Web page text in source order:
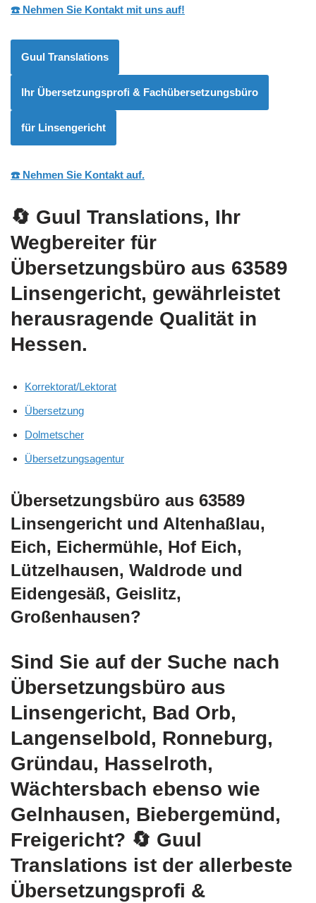
☎️ Nehmen Sie Kontakt mit uns auf!
Guul Translations
Ihr Übersetzungsprofi & Fachübersetzungsbüro
für Linsengericht
☎️ Nehmen Sie Kontakt auf.
🔄 Guul Translations, Ihr
Wegbereiter für
Übersetzungsbüro aus 63589
Linsengericht, gewährleistet
herausragende Qualität in
Hessen.
Korrektorat/Lektorat
Übersetzung
Dolmetscher
Übersetzungsagentur
Übersetzungsbüro aus 63589
Linsengericht und Altenhaßlau,
Eich, Eichermühle, Hof Eich,
Lützelhausen, Waldrode und
Eidengesäß, Geislitz,
Großenhausen?
Sind Sie auf der Suche nach
Übersetzungsbüro aus
Linsengericht, Bad Orb,
Langenselbold, Ronneburg,
Gründau, Hasselroth,
Wächtersbach ebenso wie
Gelnhausen, Biebergemünd,
Freigericht? 🔄 Guul
Translations ist der allerbeste
Übersetzungsprofi &